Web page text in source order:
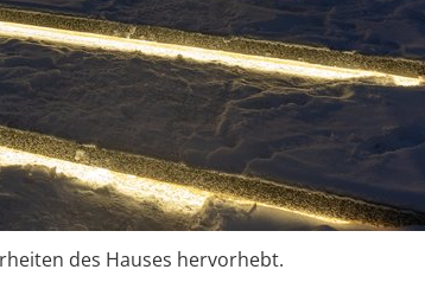
des Hauses hervorhebt.